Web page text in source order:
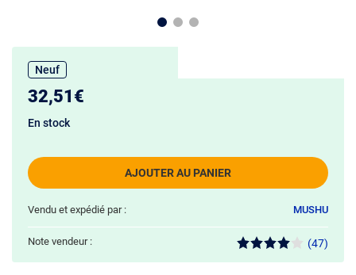
Neuf
32,51€
AJOUTER AU PANIER
En stock
Vendu et expédié par : MUSHU
Note vendeur : (47)